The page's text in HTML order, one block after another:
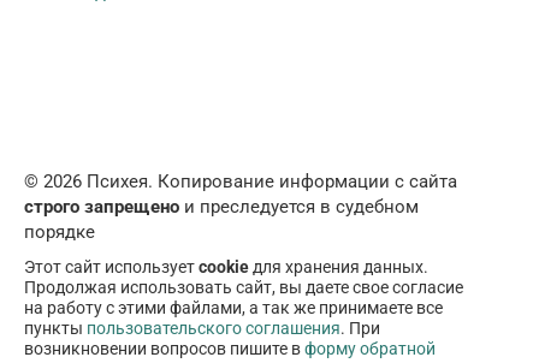
© 2026 Психея. Копирование информации с сайта
строго запрещено и преследуется в судебном
порядке
Этот сайт используетcookie для хранения данных.
Продолжая использовать сайт, вы даете свое согласие
на работу с этими файлами, а так же принимаете все
пункты пользовательского соглашения. При
возникновении вопросов пишите вформу обратной